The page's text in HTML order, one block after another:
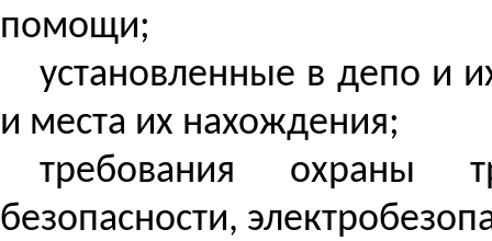
помощи;
установленные в депо и
и места их нахождения;
требования охраны
безопасности,